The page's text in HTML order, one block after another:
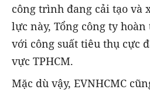
công trình đang cải tạo và
lực này, Tổng công ty
với công suất tiêu thụ cực
vực TPHCM.
Mặc dù vậy, EVNHCMC